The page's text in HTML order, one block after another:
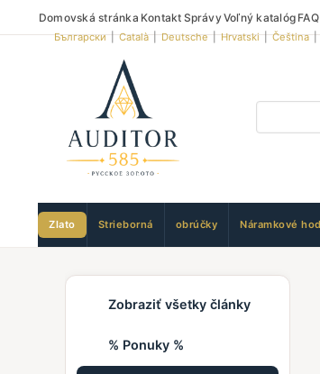
Domovská stránka Kontakt SprávyVoľný katalóg FAQ
Български|Català|Deutsche|Hrvatski|Čeština|
Zlato Strieborná obrúčky Náramkové
Zobraziť všetky články
% Ponuky %